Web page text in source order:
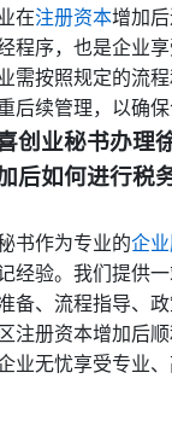
在注册资本增加
程序，也是企业
需按照规定的流
后续管理，以确保
创业秘书办理
后如何进行税
书作为专业的企
经验。我们提供
备、流程指导、
注册资本增加后顺
业无忧享受专业、